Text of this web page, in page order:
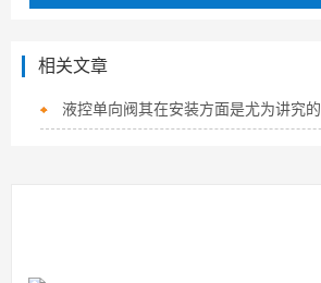
相关文章
液控单向阀其在安装方面是尤为讲究的